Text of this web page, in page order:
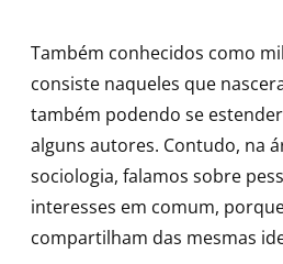
Também conhecidos como
consiste naqueles que
também podendo se
alguns autores. Contudo, na
sociologia, falamos sobre
interesses em comum,
compartilham das mesmas